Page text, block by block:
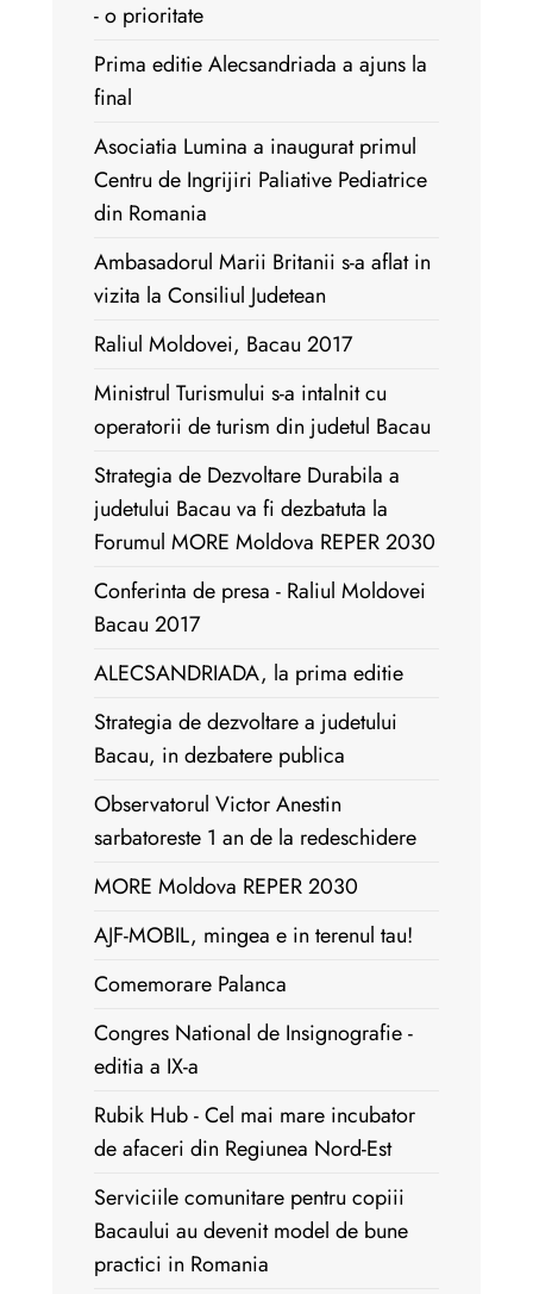
- o prioritate
Prima editie Alecsandriada a ajuns la
final
Asociatia Lumina a inaugurat primul
Centru de Ingrijiri Paliative Pediatrice
din Romania
Ambasadorul Marii Britanii s-a aflat in
vizita la Consiliul Judetean
Raliul Moldovei, Bacau 2017
Ministrul Turismului s-a intalnit cu
operatorii de turism din judetul Bacau
Strategia de Dezvoltare Durabila a
judetului Bacau va fi dezbatuta la
Forumul MORE Moldova REPER 2030
Conferinta de presa - Raliul Moldovei
Bacau 2017
ALECSANDRIADA, la prima editie
Strategia de dezvoltare a judetului
Bacau, in dezbatere publica
Observatorul Victor Anestin
sarbatoreste 1 an de la redeschidere
MORE Moldova REPER 2030
AJF-MOBIL, mingea e in terenul tau!
Comemorare Palanca
Congres National de Insignografie -
editia a IX-a
Rubik Hub - Cel mai mare incubator
de afaceri din Regiunea Nord-Est
Serviciile comunitare pentru copiii
Bacaului au devenit model de bune
practici in Romania